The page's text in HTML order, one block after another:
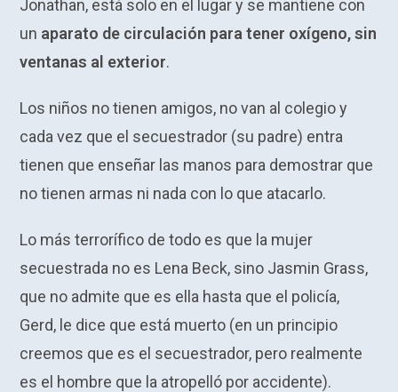
Jonathan, está solo en el lugar y se mantiene con
un aparato de circulación para tener oxígeno, sin
ventanas al exterior.
Los niños no tienen amigos, no van al colegio y
cada vez que el secuestrador (su padre) entra
tienen que enseñar las manos para demostrar que
no tienen armas ni nada con lo que atacarlo.
Lo más terrorífico de todo es que la mujer
secuestrada no es Lena Beck, sino Jasmin Grass,
que no admite que es ella hasta que el policía,
Gerd, le dice que está muerto (en un principio
creemos que es el secuestrador, pero realmente
es el hombre que la atropelló por accidente).